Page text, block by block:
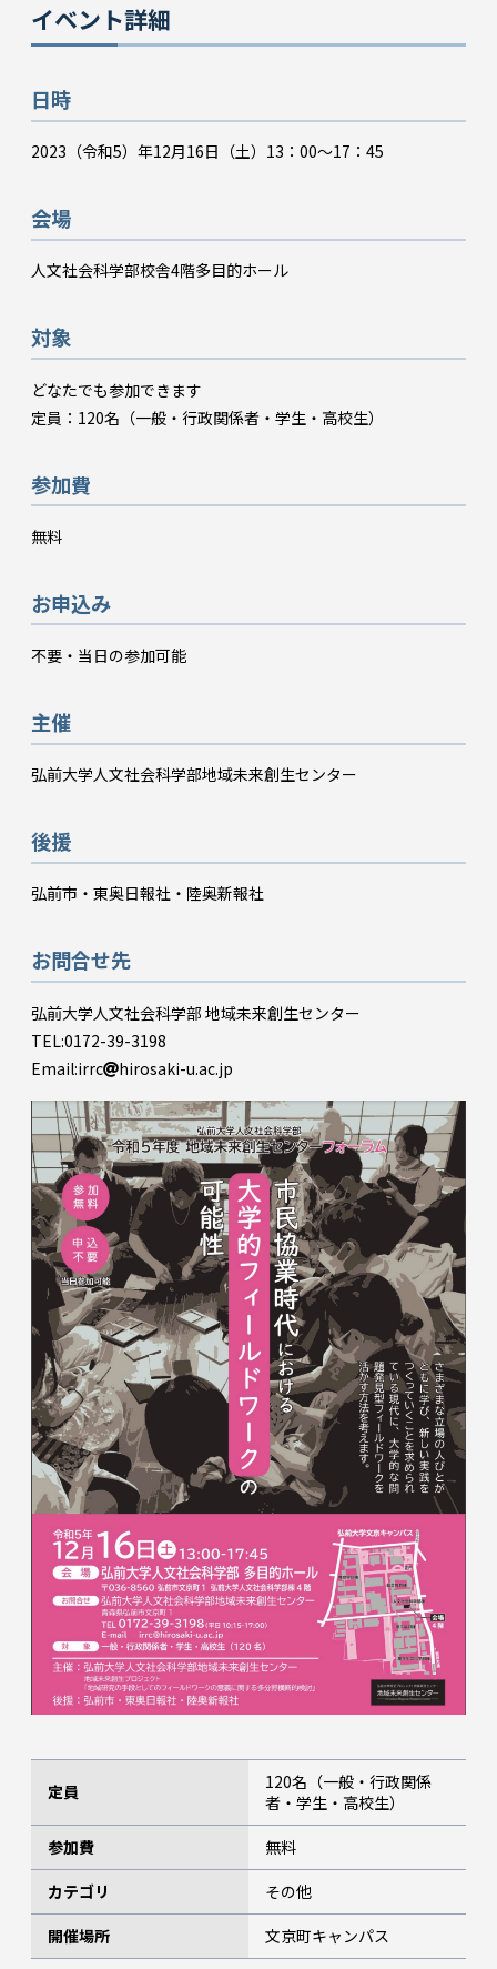
イベント詳細
日時
2023（令和5）年12月16日（土）13：00～17：45
会場
人文社会科学部校舎4階多目的ホール
対象
どなたでも参加できます
定員：120名（一般・行政関係者・学生・高校生）
参加費
無料
お申込み
不要・当日の参加可能
主催
弘前大学人文社会科学部地域未来創生センター
後援
弘前市・東奥日報社・陸奥新報社
お問合せ先
弘前大学人文社会科学部 地域未来創生センター
TEL:0172-39-3198
Email:irrc
hirosaki-u.ac.jp
定員
120名（一般・行政関係
者・学生・高校生）
参加費
無料
カテゴリ
その他
開催場所
文京町キャンパス